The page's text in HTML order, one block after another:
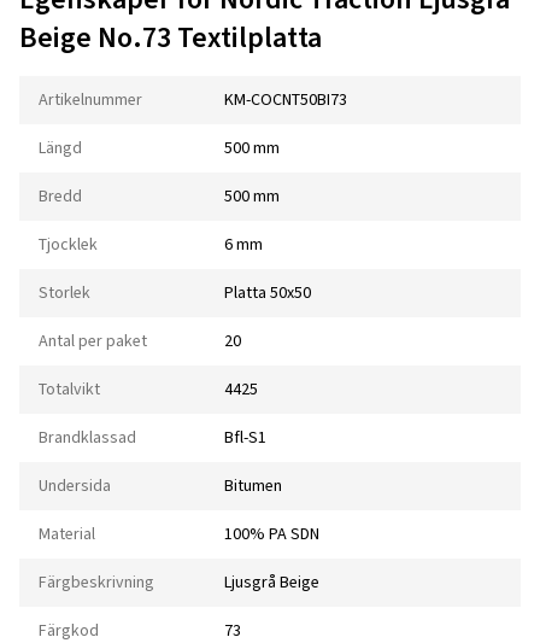
Beige No.73 Textilplatta
Artikelnummer KM-COCNT50BI73
Längd 500 mm
Bredd 500 mm
Tjocklek 6 mm
Storlek Platta 50x50
Antal per paket 20
Totalvikt 4425
Brandklassad Bfl-S1
Undersida Bitumen
Material 100% PA SDN
Färgbeskrivning Ljusgrå Beige
Färgkod 73